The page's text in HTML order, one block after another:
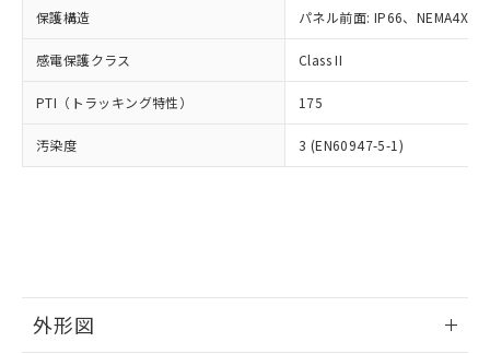
保護構造 パネル前面: IP66、NEMA4X,
感電保護クラス Class II
PTI（トラッキング特性） 175
汚染度 3 (EN60947-5-1)
外形図
示しないようお願いします。
マイパーツ機能（部品リスト作成サー
ビス）をご利用いただくには、I-Web
メンバーズにご登録されている必要が
あります。
お客様が当ウェブサイト上で当社にご
登録された部品リストについて、当社
および当社の共同利用者が、当社の製
部品在庫の切り替え状況などにより、予定
月が前後することがあります。
※3 非含有証明書ダウンロード
※本証明書は発行日時点で非含有を証明す
るもので、過去に遡って非含有を証明する
「10」：通常の使用状況下において有害物
質が外部に漏えいし、環境に深刻な影響を
及ぼさない年数を意味します。
い合わせください。
販売先および販売に係わる関係者が違
り引きをいたしません。
白
受注生産機種、また在庫状況の
情報を公開していない機種